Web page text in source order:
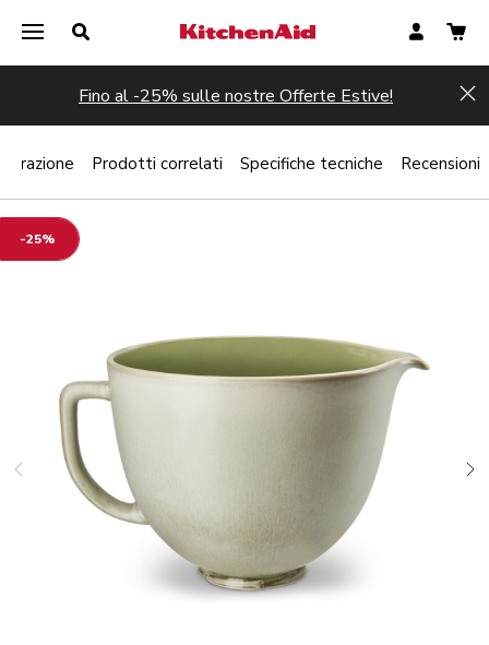
Fino al -25% sulle nostre Offerte Estive!
-25%
Prodotti correlati Specifiche tecniche Recensioni